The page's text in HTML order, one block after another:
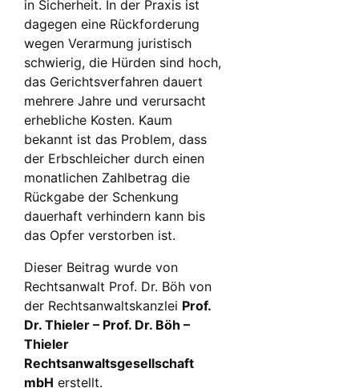
in Sicherheit. In der Praxis ist
dagegen eine Rückforderung
wegen Verarmung juristisch
schwierig, die Hürden sind hoch,
das Gerichtsverfahren dauert
mehrere Jahre und verursacht
erhebliche Kosten. Kaum
bekannt ist das Problem, dass
der Erbschleicher durch einen
monatlichen Zahlbetrag die
Rückgabe der Schenkung
dauerhaft verhindern kann bis
das Opfer verstorben ist.
Dieser Beitrag wurde von
Rechtsanwalt Prof. Dr. Böh von
der Rechtsanwaltskanzlei Prof.
Dr. Thieler – Prof. Dr. Böh –
Thieler
Rechtsanwaltsgesellschaft
mbH erstellt.